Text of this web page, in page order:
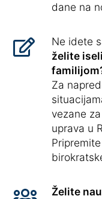
dane na
Ne idete
želite
Za
vezane
uprava u
Želite